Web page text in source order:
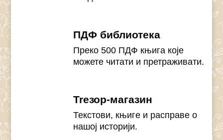
ПДФ библиотека
Преко 500 ПДФ књига које
можете читати и претраживати.
Treзор-магазин
Текстови, књиге и расправе о
нашој историји.